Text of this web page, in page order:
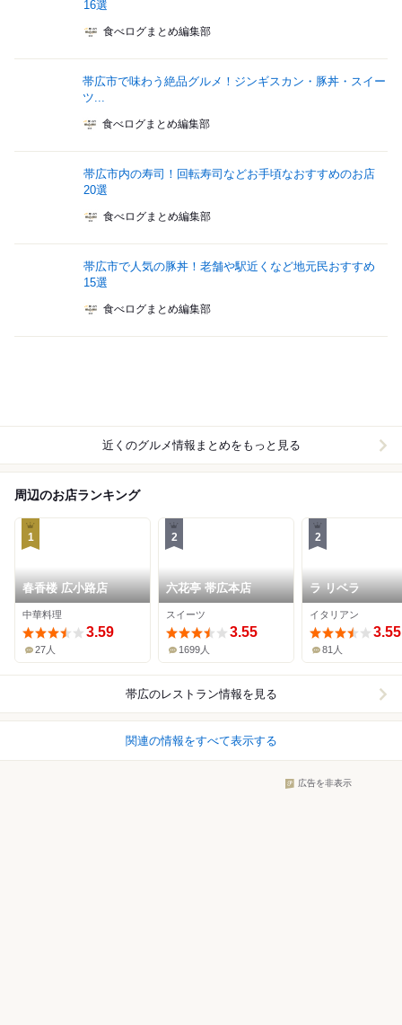
16選
食べログまとめ編集部
帯広市で味わう絶品グルメ！ジンギスカン・豚丼・スイー
ツ...
食べログまとめ編集部
帯広市内の寿司！回転寿司などお手頃なおすすめのお店
20選
食べログまとめ編集部
帯広市で人気の豚丼！老舗や駅近くなど地元民おすすめ
15選
食べログまとめ編集部
近くのグルメ情報まとめをもっと見る
周辺のお店ランキング
1
春香楼 広小路店
中華料理
3.59
27人
2
六花亭 帯広本店
スイーツ
3.55
1699人
2
ラ リベラ
イタリアン
3.55
81人
帯広のレストラン情報を見る
関連の情報をすべて表示する
広告を非表示